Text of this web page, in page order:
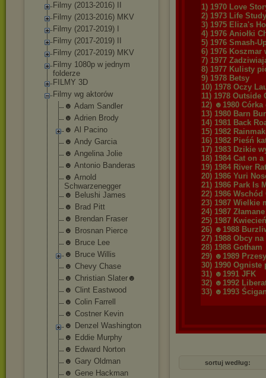
Filmy (2013-2016) II
Filmy (2013-2016) MKV
Filmy (2017-2019) I
Filmy (2017-2019) II
Filmy (2017-2019) MKV
Filmy 1080p w jednym
folderze
FILMY 3D
Filmy wg aktorów
☻ Adam Sandler
☻ Adrien Brody
☻ Al Pacino
☻ Andy Garcia
☻ Angelina Jolie
☻ Antonio Banderas
☻ Arnold
Schwarzenegger
☻ Belushi James
☻ Brad Pitt
☻ Brendan Fraser
☻ Brosnan Pierce
☻ Bruce Lee
☻ Bruce Willis
☻ Chevy Chase
☻ Christian Slater☻
☻ Clint Eastwood
☻ Colin Farrell
☻ Costner Kevin
☻ Denzel Washington
☻ Eddie Murphy
☻ Edward Norton
☻ Gary Oldman
☻ Gene Hackman
1) 1970 Love
2) 1973 Life Study
3) 1975 Eliza's
4) 1976 Aniołki
5) 1976 Smash-
6) 1976 Koszmar
7) 1977
8) 1977 Kulisty
9) 1978 Betsy
10) 1978 Oczy
11) 1978 Outside
12) ☻1980 Córka
13) 1980 Barn
14) 1981 Back
15) 1982
16) 1982 Pieśń
17) 1983 Dzikie
18) 1984 Cat on
19) 1984 River
20) 1986 Yuri
21) 1986 Park Is
22) 1986
23) 1987 Wielkie
24) 1987
25) 1987
26) ☻1988
27) 1988 Obcy
28) 1988 Gotham
29) ☻1989
30) 1990 Ogniste
31) ☻1991 JFK
32) ☻1992
33) ☻1993
sortuj według: